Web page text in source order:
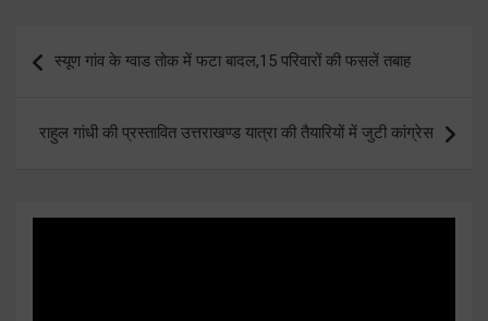
navigation
स्यूण गांव के ग्वाड तोक में फटा बादल,15 परिवारों की फसलें तबाह
राहुल गांधी की प्रस्तावित उत्तराखण्ड यात्रा की तैयारियों में जुटी कांग्रेस